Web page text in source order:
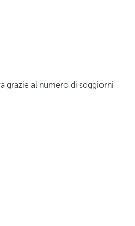
grazie al numero di soggiorni